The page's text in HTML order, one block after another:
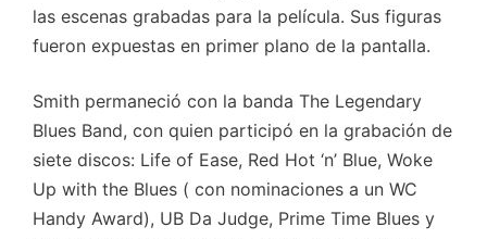
las escenas grabadas para la película. Sus figuras
fueron expuestas en primer plano de la pantalla.
Smith permaneció con la banda The Legendary
Blues Band, con quien participó en la grabación de
siete discos: Life of Ease, Red Hot ‘n’ Blue, Woke
Up with the Blues ( con nominaciones a un WC
Handy Award), UB Da Judge, Prime Time Blues y